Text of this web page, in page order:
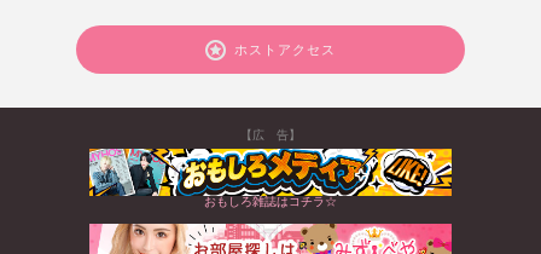
ホストアクセス
【広 告】
おもしろ雑誌はコチラ☆